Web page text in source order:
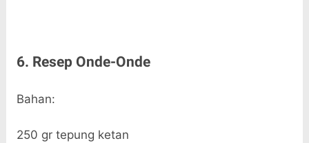
6. Resep Onde-Onde
Bahan:
250 gr tepung ketan